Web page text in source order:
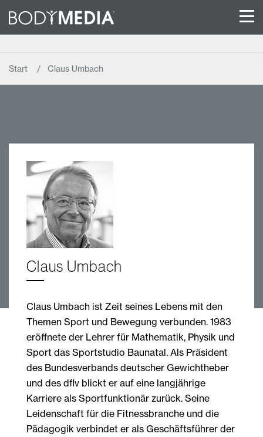
Start Claus Umbach
Claus Umbach
Claus Umbach ist Zeit seines Lebens mit den
Themen Sport und Bewegung verbunden. 1983
eröffnete der Lehrer für Mathematik, Physik und
Sport das Sportstudio Baunatal. Als Präsident
des Bundesverbands deutscher Gewichtheber
und des dflv blickt er auf eine langjährige
Karriere als Sportfunktionär zurück. Seine
Leidenschaft für die Fitnessbranche und die
Pädagogik verbindet er als Geschäftsführer der